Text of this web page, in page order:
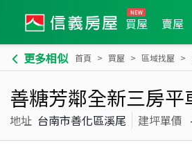
買屋 賣屋
更多相似 首頁 買屋 區域找屋
善糖芳鄰全新三房平
地址 台南市善化區溪尾 建坪單價